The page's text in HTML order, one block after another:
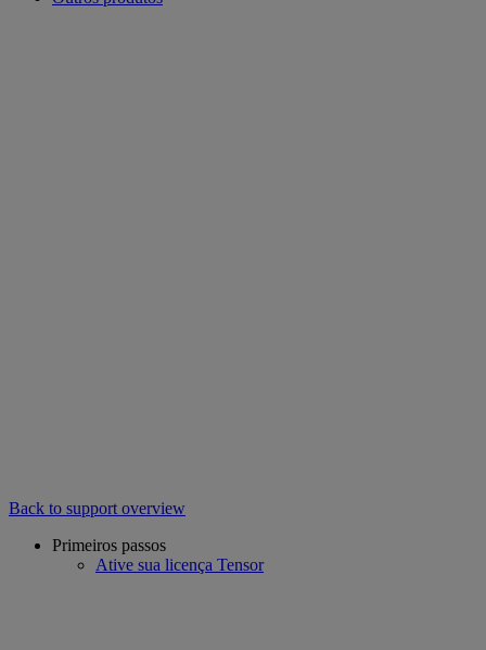
Back to support overview
Primeiros passos
Ative sua licença Tensor